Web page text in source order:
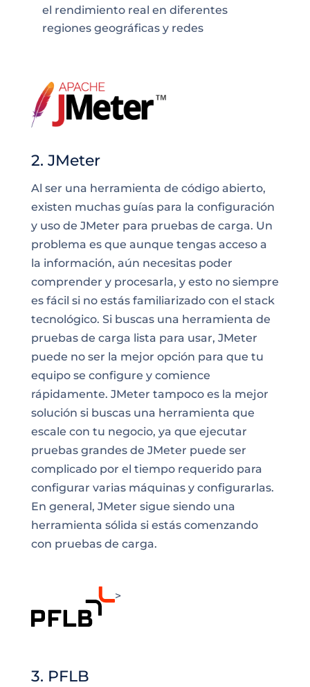
el rendimiento real en diferentes
regiones geográficas y redes
2. JMeter
Al ser una herramienta de código abierto,
existen muchas guías para la configuración
y uso de JMeter para pruebas de carga. Un
problema es que aunque tengas acceso a
la información, aún necesitas poder
comprender y procesarla, y esto no siempre
es fácil si no estás familiarizado con el stack
tecnológico. Si buscas una herramienta de
pruebas de carga lista para usar, JMeter
puede no ser la mejor opción para que tu
equipo se configure y comience
rápidamente. JMeter tampoco es la mejor
solución si buscas una herramienta que
escale con tu negocio, ya que ejecutar
pruebas grandes de JMeter puede ser
complicado por el tiempo requerido para
configurar varias máquinas y configurarlas.
En general, JMeter sigue siendo una
herramienta sólida si estás comenzando
con pruebas de carga.
>
3. PFLB